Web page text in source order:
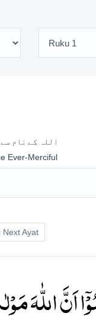
اللہ کے نام
Ever-Merciful
Next Ayat
اَنَّ اللّٰہَ